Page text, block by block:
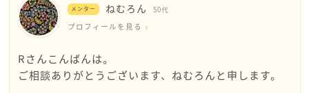
今は大変かもしれないのですが...もう少し経つと、人
によりますが、すごくいい環境だったりもします。
「この人を変えるにはどうすればいいか」のほかに、
「今できる、子供と私が安心して過ごせる環境は、ど
心にもつながると思います。
旦那さんへも折りをみてRさんの気持ちや希望を伝
えていけますように。
メンター ねむろん 50代
プロフィールを見る
Rさんこんばんは。
ご相談ありがとうございます、ねむろんと申します。